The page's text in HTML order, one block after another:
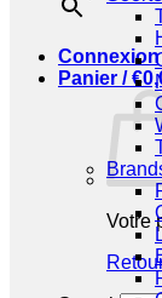
Connexion
Panier /€
Votre